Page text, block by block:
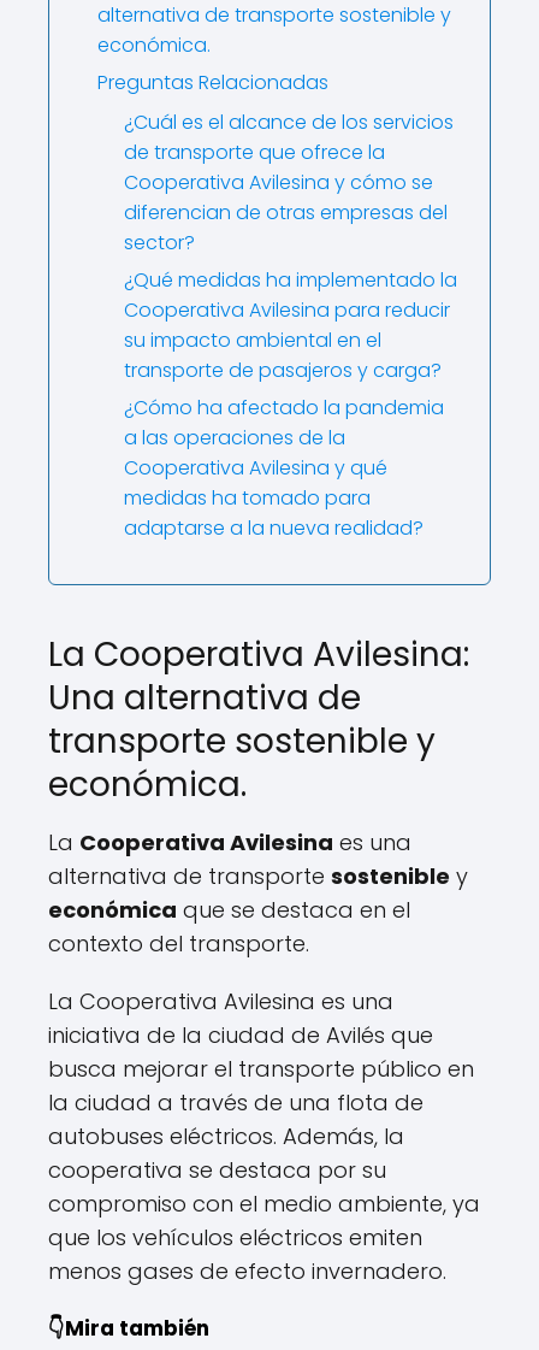
alternativa de transporte sostenible y
económica.
Preguntas Relacionadas
¿Cuál es el alcance de los servicios
de transporte que ofrece la
Cooperativa Avilesina y cómo se
diferencian de otras empresas del
sector?
¿Qué medidas ha implementado la
Cooperativa Avilesina para reducir
su impacto ambiental en el
transporte de pasajeros y carga?
¿Cómo ha afectado la pandemia
a las operaciones de la
Cooperativa Avilesina y qué
medidas ha tomado para
adaptarse a la nueva realidad?
La Cooperativa Avilesina:
Una alternativa de
transporte sostenible y
económica.
La Cooperativa Avilesina es una
alternativa de transporte sostenible y
económica que se destaca en el
contexto del transporte.
La Cooperativa Avilesina es una
iniciativa de la ciudad de Avilés que
busca mejorar el transporte público en
la ciudad a través de una flota de
autobuses eléctricos. Además, la
cooperativa se destaca por su
compromiso con el medio ambiente, ya
que los vehículos eléctricos emiten
menos gases de efecto invernadero.
👇Mira también